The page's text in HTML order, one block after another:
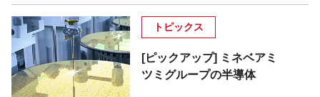
トピックス
[ピックアップ] ミネベアミ
ツミグループの半導体